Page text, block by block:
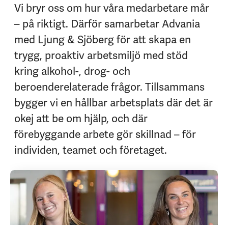
Vi bryr oss om hur våra medarbetare mår
– på riktigt. Därför samarbetar Advania
med Ljung & Sjöberg för att skapa en
trygg, proaktiv arbetsmiljö med stöd
kring alkohol-, drog- och
beroenderelaterade frågor. Tillsammans
bygger vi en hållbar arbetsplats där det är
okej att be om hjälp, och där
förebyggande arbete gör skillnad – för
individen, teamet och företaget.